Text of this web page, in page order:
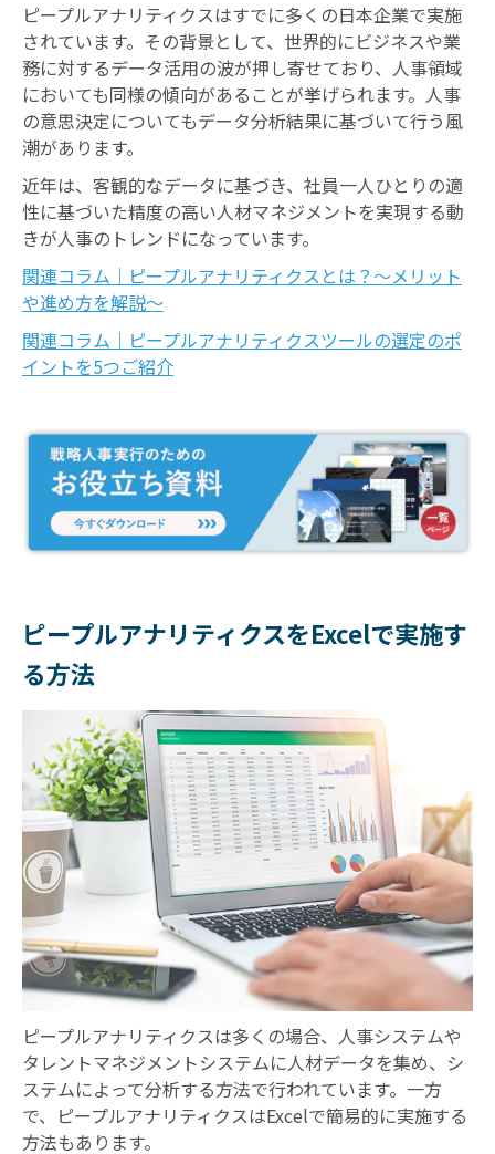
ピープルアナリティクスはすでに多くの日本企業で実施
されています。その背景として、世界的にビジネスや業
務に対するデータ活用の波が押し寄せており、人事領域
においても同様の傾向があることが挙げられます。人事
の意思決定についてもデータ分析結果に基づいて行う風
潮があります。
近年は、客観的なデータに基づき、社員一人ひとりの適
性に基づいた精度の高い人材マネジメントを実現する動
きが人事のトレンドになっています。
関連コラム｜ピープルアナリティクスとは？～メリット
や進め方を解説～
関連コラム｜ピープルアナリティクスツールの選定のポ
イントを5つご紹介
ピープルアナリティクスをExcelで実施す
る方法
ピープルアナリティクスは多くの場合、人事システムや
タレントマネジメントシステムに人材データを集め、シ
ステムによって分析する方法で行われています。一方
で、ピープルアナリティクスはExcelで簡易的に実施する
方法もあります。